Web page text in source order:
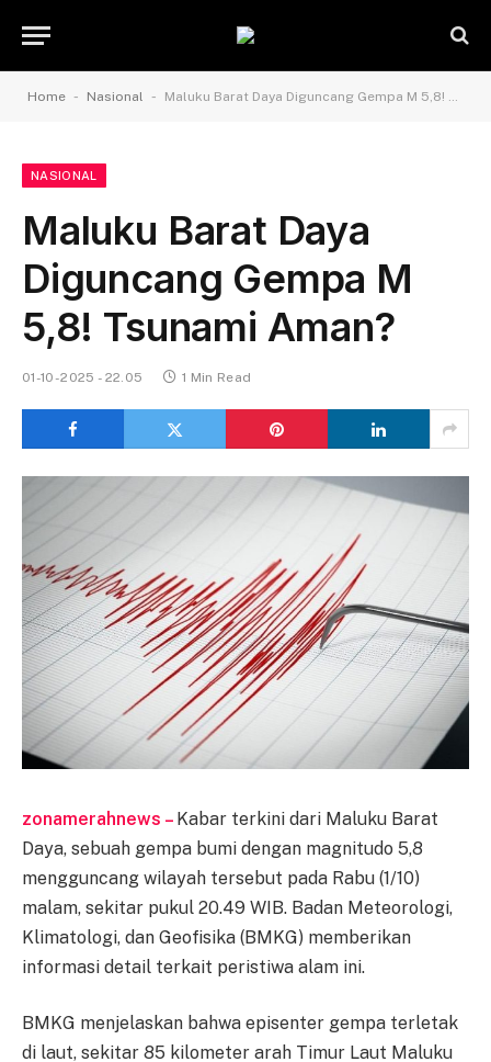
Home - Nasional - Maluku Barat Daya Diguncang Gempa M 5,8! Tsunami Aman?
NASIONAL
Maluku Barat Daya
Diguncang Gempa M
5,8! Tsunami Aman?
01-10-2025 - 22.05 1 Min Read
zonamerahnews – Kabar terkini dari Maluku Barat
Daya, sebuah gempa bumi dengan magnitudo 5,8
mengguncang wilayah tersebut pada Rabu (1/10)
malam, sekitar pukul 20.49 WIB. Badan Meteorologi,
Klimatologi, dan Geofisika (BMKG) memberikan
informasi detail terkait peristiwa alam ini.
BMKG menjelaskan bahwa episenter gempa terletak
di laut, sekitar 85 kilometer arah Timur Laut Maluku